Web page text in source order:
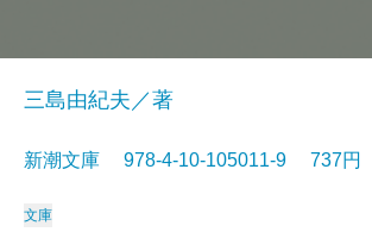
三島由紀夫／著
新潮文庫 978-4-10-105011-9 737円
文庫